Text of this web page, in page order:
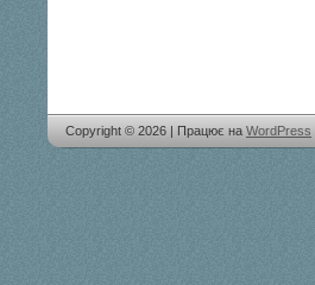
Copyright © 2026 | Працює на WordPress